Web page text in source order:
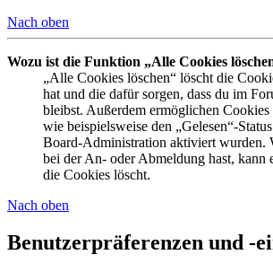
Nach oben
Wozu ist die Funktion „Alle Cookies
„Alle Cookies löschen“ löscht die
hat und die dafür sorgen, dass du im
bleibst. Außerdem ermöglichen
wie beispielsweise den „Gelesen“-
Board-Administration aktiviert wurden.
bei der An- oder Abmeldung hast, kann
die Cookies löscht.
Nach oben
Benutzerpräferenzen und -